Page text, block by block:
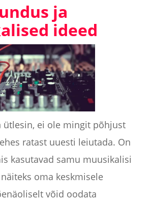
ja
ideed
ütlesin, ei ole mingit põhjust
ratast uuesti leiutada. On
kasutavad samu muusikalisi
oma keskmisele
võid oodata